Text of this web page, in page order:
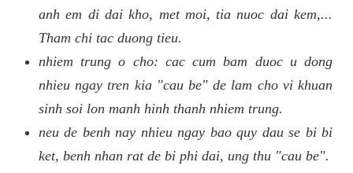
anh em di dai kho, met moi, tia nuoc dai kem,...
Tham chi tac duong tieu.
nhiem trung o cho: cac cum bam duoc u dong
nhieu ngay tren kia "cau be" de lam cho vi khuan
sinh soi lon manh hinh thanh nhiem trung.
neu de benh nay nhieu ngay bao quy dau se bi bi
ket, benh nhan rat de bi phi dai, ung thu "cau be".